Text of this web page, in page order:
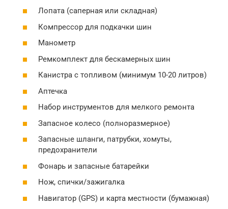
Лопата (саперная или складная)
Компрессор для подкачки шин
Манометр
Ремкомплект для бескамерных шин
Канистра с топливом (минимум 10-20 литров)
Аптечка
Набор инструментов для мелкого ремонта
Запасное колесо (полноразмерное)
Запасные шланги, патрубки, хомуты,
предохранители
Фонарь и запасные батарейки
Нож, спички/зажигалка
Навигатор (GPS) и карта местности (бумажная)